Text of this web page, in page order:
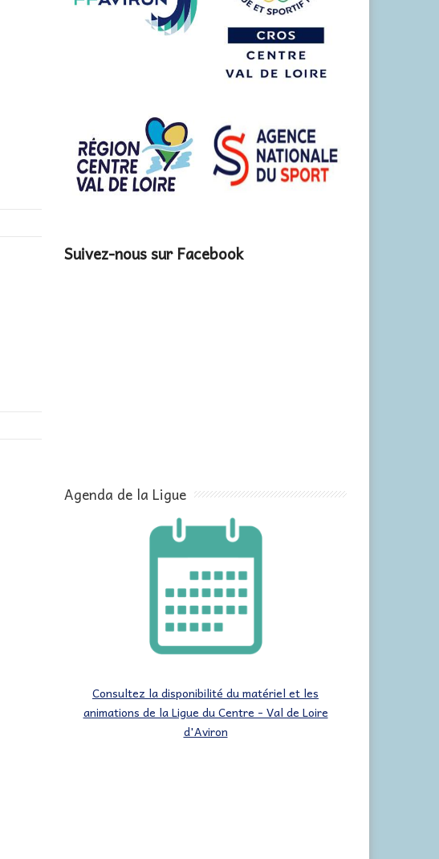
Suivez-nous sur Facebook
Agenda de la Ligue
Consultez la disponibilité du matériel et les
animations de la Ligue du Centre - Val de Loire
d'Aviron